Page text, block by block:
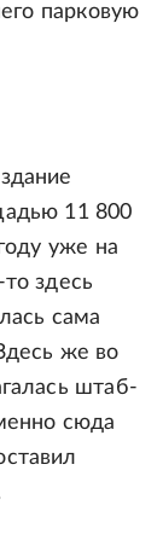
парковую
11 800
уже на
здесь
сама
же во
штаб-
сюда